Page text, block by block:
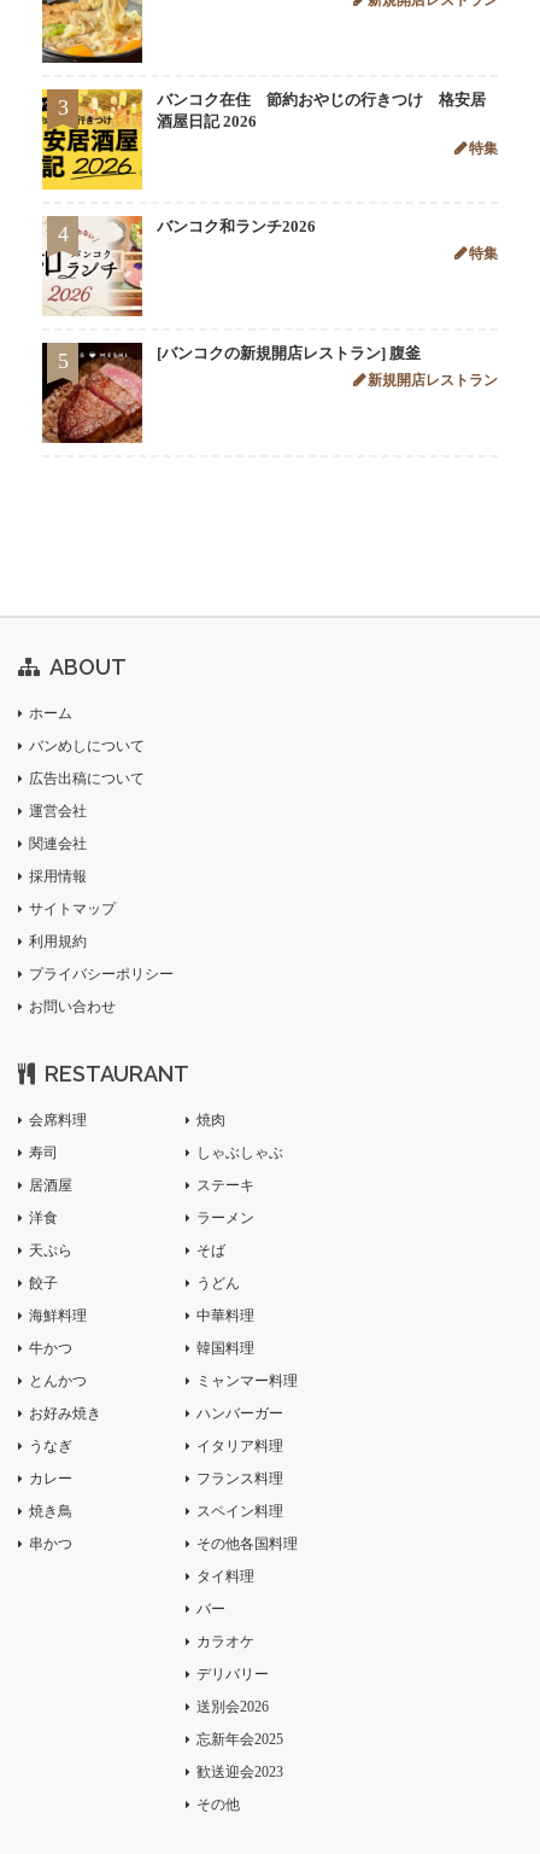
3
バンコク在住 節約おやじの行きつけ 格安居
酒屋日記 2026
特集
4 バンコク和ランチ2026
特集
5 [バンコクの新規開店レストラン] 腹釜
新規開店レストラン
ABOUT
ホーム
バンめしについて
広告出稿について
運営会社
関連会社
採用情報
サイトマップ
利用規約
プライバシーポリシー
お問い合わせ
RESTAURANT
会席料理
寿司
居酒屋
洋食
天ぷら
餃子
海鮮料理
牛かつ
とんかつ
お好み焼き
うなぎ
カレー
焼き鳥
串かつ
焼肉
しゃぶしゃぶ
ステーキ
ラーメン
そば
うどん
中華料理
韓国料理
ミャンマー料理
ハンバーガー
イタリア料理
フランス料理
スペイン料理
その他各国料理
タイ料理
バー
カラオケ
デリバリー
送別会2026
忘新年会2025
歓送迎会2023
その他